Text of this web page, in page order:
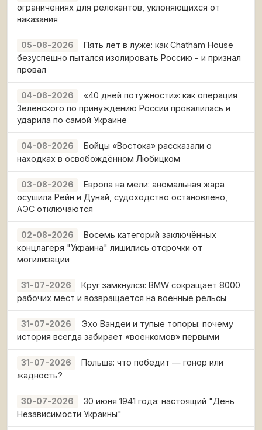
ограничениях для релокантов, уклоняющихся от
наказания
05-08-2026
Пять лет в луже: как Chatham House
безуспешно пытался изолировать Россию - и признал
провал
04-08-2026
«40 дней потужности»: как операция
Зеленского по принуждению России провалилась и
ударила по самой Украине
04-08-2026
Бойцы «Востока» рассказали о
находках в освобождённом Любицком
03-08-2026
Европа на мели: аномальная жара
осушила Рейн и Дунай, судоходство остановлено,
АЭС отключаются
02-08-2026
Восемь категорий заключённых
концлагеря "Украина" лишились отсрочки от
могилизации
31-07-2026
Круг замкнулся: BMW сокращает 8000
рабочих мест и возвращается на военные рельсы
31-07-2026
Эхо Вандеи и тупые топоры: почему
история всегда забирает «военкомов» первыми
31-07-2026
Польша: что победит — гонор или
жадность?
30-07-2026
30 июня 1941 года: настоящий "День
Независимости Украины"